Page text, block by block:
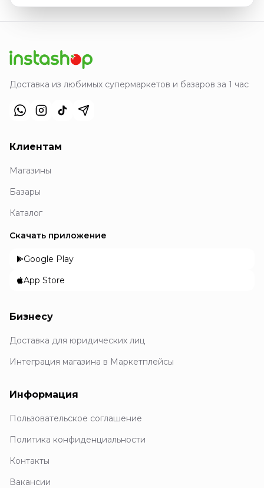
Доставка из любимых супермаркетов и базаров за 1 час
Клиентам
Магазины
Базары
Каталог
Скачать приложение
Google Play
App Store
Бизнесу
Доставка для юридических лиц
Интеграция магазина в Маркетплейсы
Информация
Пользовательское соглашение
Политика конфиденциальности
Контакты
Вакансии